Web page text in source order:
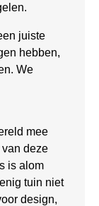
juiste
hebben,
We
mee
van deze
is alom
tuin niet
design,